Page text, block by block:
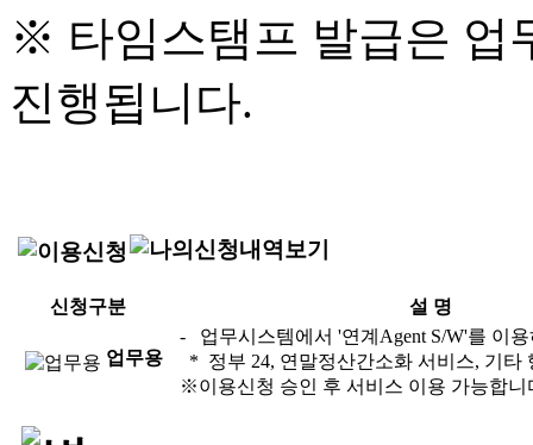
※ 타임스탬프 발급은 업
진행됩니다.
신청구분 설 명
업무용
- 업무시스템에서 '연계Agent S/W'를 이
* 정부 24, 연말정산간소화 서비스, 기타
※이용신청 승인 후 서비스 이용 가능합니